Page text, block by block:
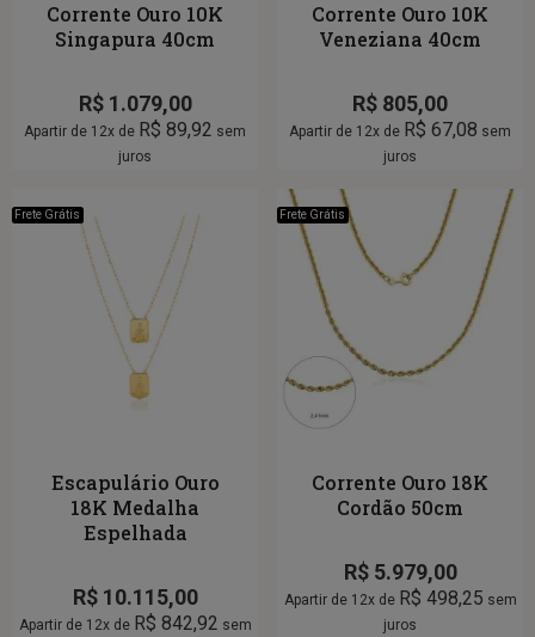
Corrente Ouro 10K
Singapura 40cm
R$1.079,00
Apartir de 12x de R$ 89,92 sem
juros
Corrente Ouro 10K
Veneziana 40cm
R$ 805,00
Apartir de 12x de R$ 67,08 sem
juros
Frete Grátis
Escapulário Ouro
18K Medalha
Espelhada
R$10.115,00
Apartir de 12x de R$ 842,92 sem
Frete Grátis
Corrente Ouro 18K
Cordão 50cm
R$5.979,00
Apartir de 12x de R$ 498,25 sem
juros